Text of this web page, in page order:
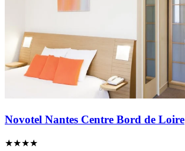
Novotel Nantes Centre Bord de Loire
★★★★